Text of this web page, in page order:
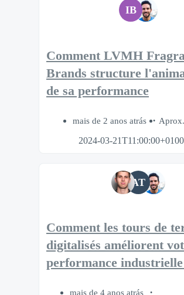
IB
Comment LVMH
Brands structure
de sa performance
mais de 2 anos atrás
2024-03-21T11:00:00+0100
AT
Comment les tours de
digitalisés améliorent
performance
mais de 4 anos atrás